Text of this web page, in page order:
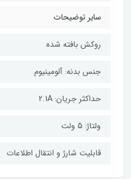
سایر توضیحات
روکش بافته شده
جنس بدنه: آلومینیوم
حداکثر جریان: 2.1A
ولتاژ: 5 ولت
قابلیت شارژ و انتقال اطلاعات